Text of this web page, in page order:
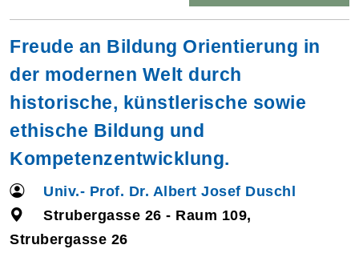
Freude an Bildung Orientierung in
der modernen Welt durch
historische, künstlerische sowie
ethische Bildung und
Kompetenzentwicklung.
Univ.- Prof. Dr. Albert Josef Duschl
Strubergasse 26 - Raum 109,
Strubergasse 26